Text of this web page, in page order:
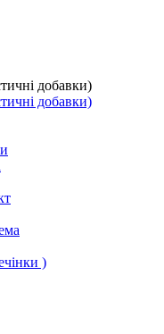
добавки)
добавки)
)